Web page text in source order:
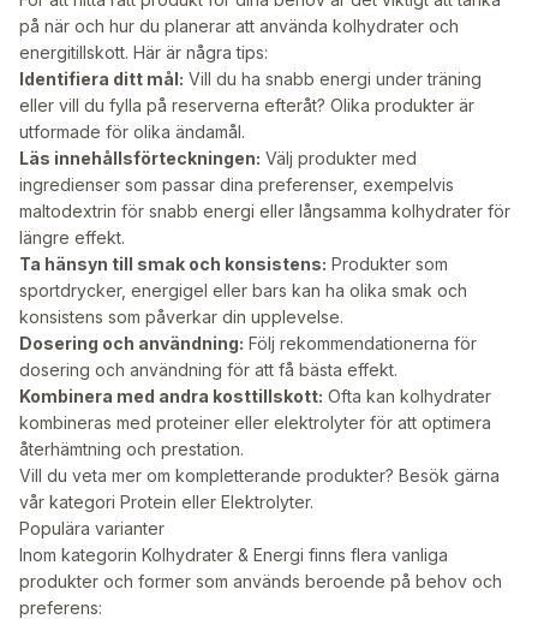
på när och hur du planerar att använda kolhydrater och
energitillskott. Här är några tips:
Identifiera ditt mål: Vill du ha snabb energi under träning
eller vill du fylla på reserverna efteråt? Olika produkter är
utformade för olika ändamål.
Läs innehållsförteckningen: Välj produkter med
ingredienser som passar dina preferenser, exempelvis
maltodextrin för snabb energi eller långsamma kolhydrater för
längre effekt.
Ta hänsyn till smak och konsistens: Produkter som
sportdrycker, energigel eller bars kan ha olika smak och
konsistens som påverkar din upplevelse.
Dosering och användning: Följ rekommendationerna för
dosering och användning för att få bästa effekt.
Kombinera med andra kosttillskott: Ofta kan kolhydrater
kombineras med proteiner eller elektrolyter för att optimera
återhämtning och prestation.
Vill du veta mer om kompletterande produkter? Besök gärna
vår kategori Protein eller Elektrolyter.
Populära varianter
Inom kategorin Kolhydrater & Energi finns flera vanliga
produkter och former som används beroende på behov och
preferens: